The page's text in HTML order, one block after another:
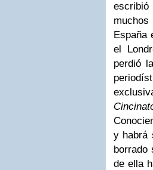
España
el
perdió
y habrá
borrado
de ella